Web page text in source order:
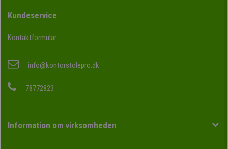
Kundeservice
Kontaktformular
info@kontorstolepro.dk
78772823
Information om virksomheden